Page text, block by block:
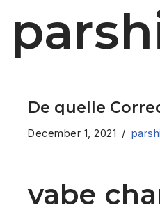
De quelle
December 1, 2021
vabe